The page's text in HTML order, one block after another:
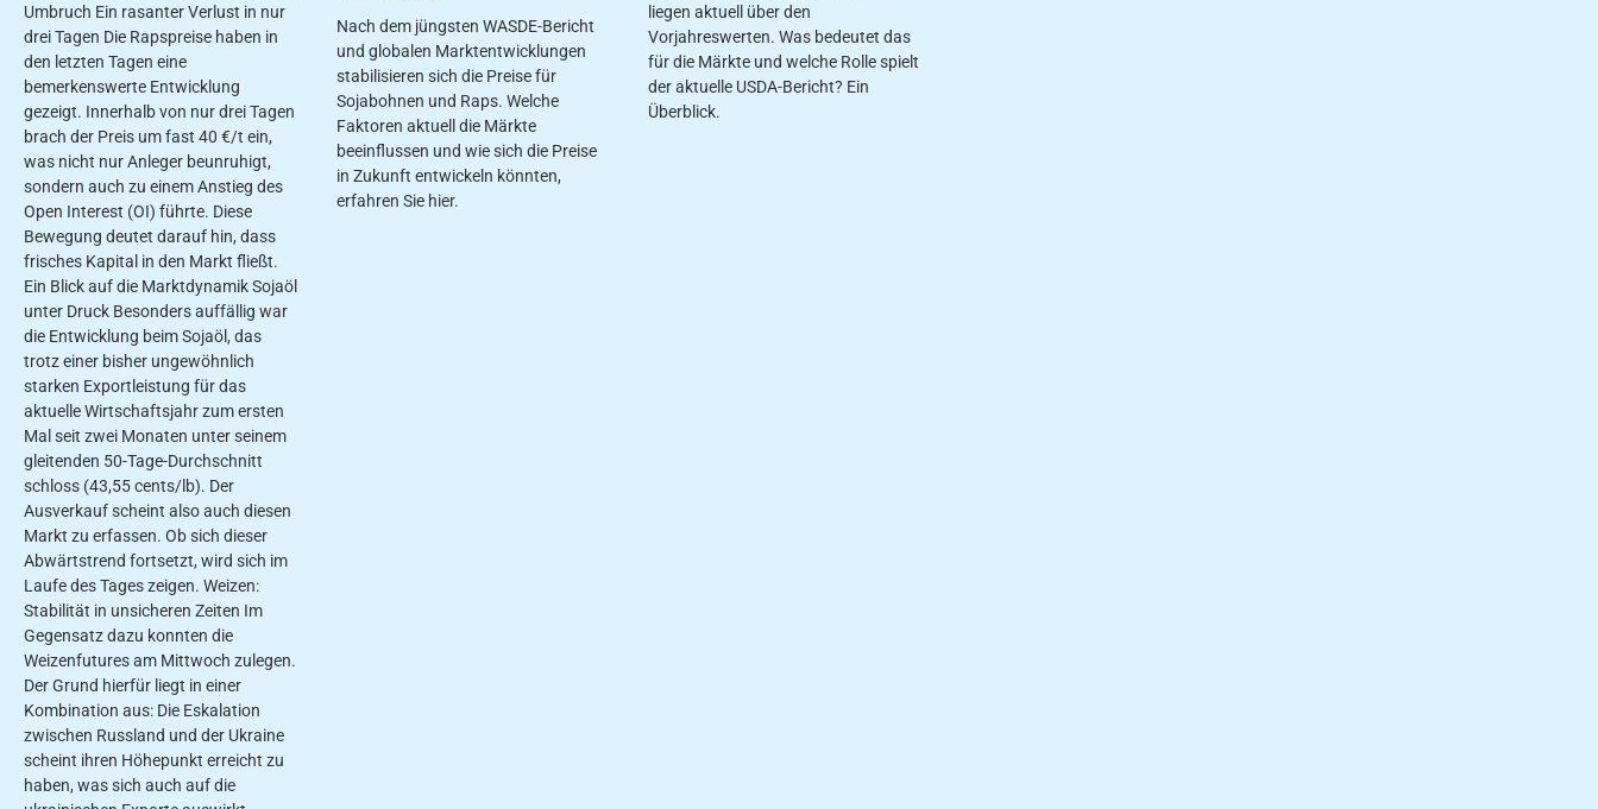
Umbruch Ein rasanter Verlust in nur
drei Tagen Die Rapspreise haben in
den letzten Tagen eine
bemerkenswerte Entwicklung
gezeigt. Innerhalb von nur drei Tagen
brach der Preis um fast 40 €/t ein,
was nicht nur Anleger beunruhigt,
sondern auch zu einem Anstieg des
Open Interest (OI) führte. Diese
Bewegung deutet darauf hin, dass
frisches Kapital in den Markt fließt.
Ein Blick auf die Marktdynamik Sojaöl
unter Druck Besonders auffällig war
die Entwicklung beim Sojaöl, das
trotz einer bisher ungewöhnlich
starken Exportleistung für das
aktuelle Wirtschaftsjahr zum ersten
Mal seit zwei Monaten unter seinem
gleitenden 50-Tage-Durchschnitt
schloss (43,55 cents/lb). Der
Ausverkauf scheint also auch diesen
Markt zu erfassen. Ob sich dieser
Abwärtstrend fortsetzt, wird sich im
Laufe des Tages zeigen. Weizen:
Stabilität in unsicheren Zeiten Im
Gegensatz dazu konnten die
Weizenfutures am Mittwoch zulegen.
Der Grund hierfür liegt in einer
Kombination aus: Die Eskalation
zwischen Russland und der Ukraine
scheint ihren Höhepunkt erreicht zu
haben, was sich auch auf die
Nach dem jüngsten WASDE-Bericht
und globalen Marktentwicklungen
stabilisieren sich die Preise für
Sojabohnen und Raps. Welche
Faktoren aktuell die Märkte
beeinflussen und wie sich die Preise
in Zukunft entwickeln könnten,
erfahren Sie hier.
liegen aktuell über den
Vorjahreswerten. Was bedeutet das
für die Märkte und welche Rolle spielt
der aktuelle USDA-Bericht? Ein
Überblick.